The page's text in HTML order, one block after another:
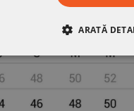
ARATĂ
DE PERFORMANȚĂ